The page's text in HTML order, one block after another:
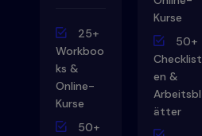
25+
Workboo
ks &
Online-
Kurse
50+
Kurse
50+
Checklist
en &
Arbeitsbl
ätter